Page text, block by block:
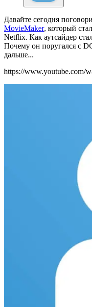
Давайте сегодня
MovieMaker, который
Netflix. Как аутсайдер
Почему он поругался с
дальше...
https://www.youtube.com/